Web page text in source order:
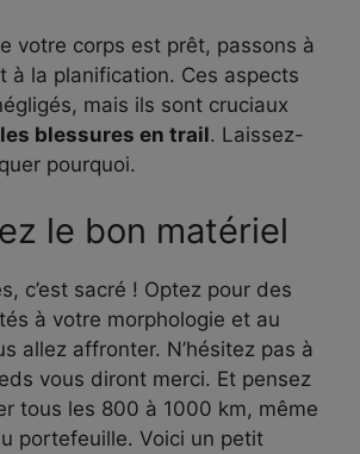
votre corps est prêt, passons à
à la planification. Ces aspects
mais ils sont cruciaux
blessures en trail. Laissez-
pourquoi.
le bon matériel
c’est sacré ! Optez pour des
à votre morphologie et au
allez affronter. N’hésitez pas à
vous diront merci. Et pensez
tous les 800 à 1000 km, même
portefeuille. Voici un petit